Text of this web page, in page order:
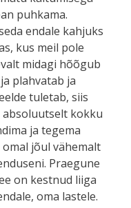
puhkama.
endale kahjuks
kus meil pole
midagi hõõgub
plahvatab ja
tuletab, siis
absoluutselt kokku
ja tegema
jõul vähemalt
Praegune
on kestnud liiga
oma lastele.